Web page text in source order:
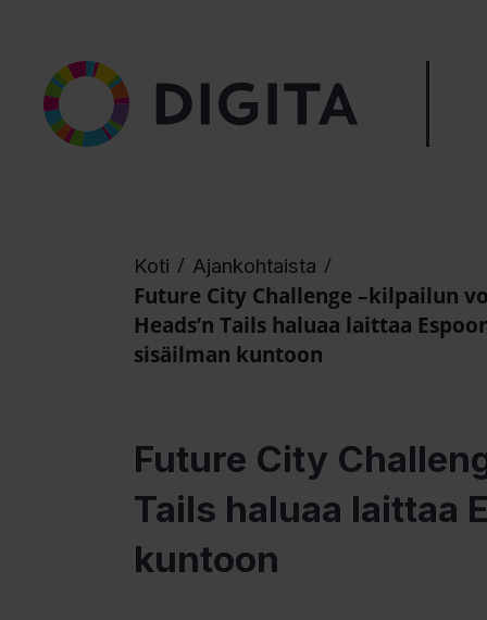
Koti / Ajankohtaista /
Future City Challenge –kilpailun
Heads’n Tails haluaa laittaa
sisäilman kuntoon
Future City
Tails haluaa laittaa
kuntoon